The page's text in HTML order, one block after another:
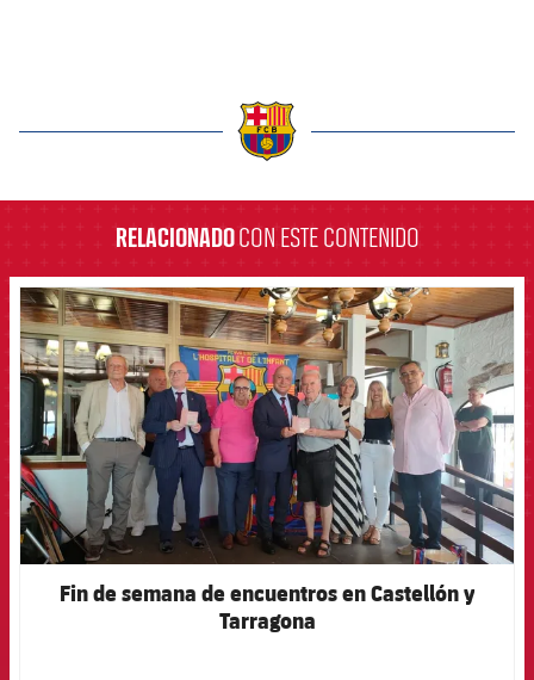
RELACIONADOCON ESTE CONTENIDO
FCB Barcelona badge
Fin de semana de encuentros en Castellón y
Tarragona